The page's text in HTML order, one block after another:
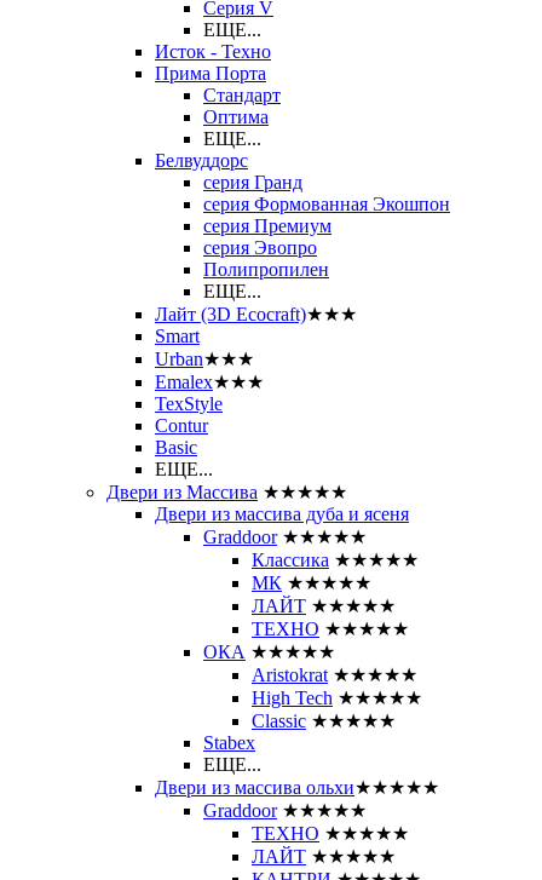
Серия V
ЕЩЕ...
Исток - Техно
Прима Порта
Стандарт
Оптима
ЕЩЕ...
Белвуддорс
серия Гранд
серия Формованная Экошпон
серия Премиум
серия Эвопро
Полипропилен
ЕЩЕ...
Лайт (3D Ecocraft)★★★
Smart
Urban★★★
Emalex★★★
TexStyle
Contur
Basic
ЕЩЕ...
Двери из Массива ★★★★★
Двери из массива дуба и ясеня
Graddoor ★★★★★
Классика ★★★★★
МК ★★★★★
ЛАЙТ ★★★★★
ТЕХНО ★★★★★
ОКА ★★★★★
Aristokrat ★★★★★
High Tech ★★★★★
Classic ★★★★★
Stabex
ЕЩЕ...
Двери из массива ольхи★★★★★
Graddoor ★★★★★
ТЕХНО ★★★★★
ЛАЙТ ★★★★★